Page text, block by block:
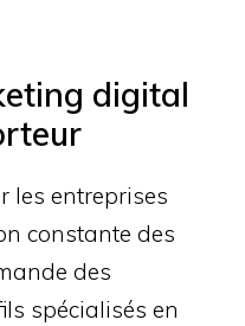
digital
les entreprises
constante des
des
spécialisés en